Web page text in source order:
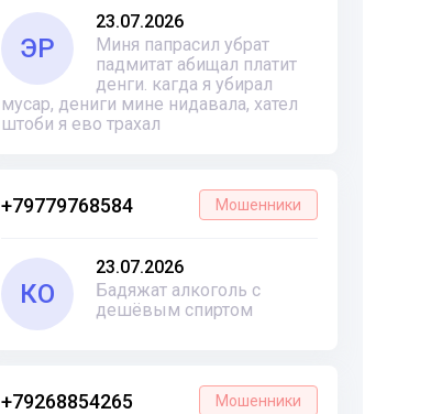
ЭР
23.07.2026
Миня папрасил убрат
падмитат абищал платит
денги. кагда я убирал
мусар, дениги мине нидавала, хател
штоби я ево трахал
+79779768584 Мошенники
КО
23.07.2026
Бадяжат алкоголь с
дешёвым спиртом
+79268854265 Мошенники